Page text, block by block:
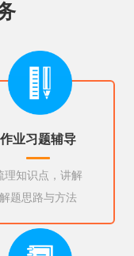
作业习题辅导
理知识点，讲解
解题思路与方法